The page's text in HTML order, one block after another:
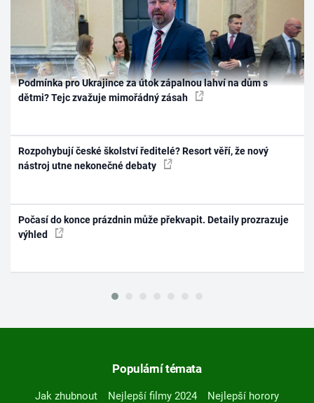
Podmínka pro Ukrajince za útok zápalnou lahví na dům s
dětmi? Tejc zvažuje mimořádný zásah
Rozpohybují české školství ředitelé? Resort věří, že nový
nástroj utne nekonečné debaty
Počasí do konce prázdnin může překvapit. Detaily prozrazuje
výhled
Populární témata
Jak zhubnout Nejlepší filmy 2024
Nejlepší horory